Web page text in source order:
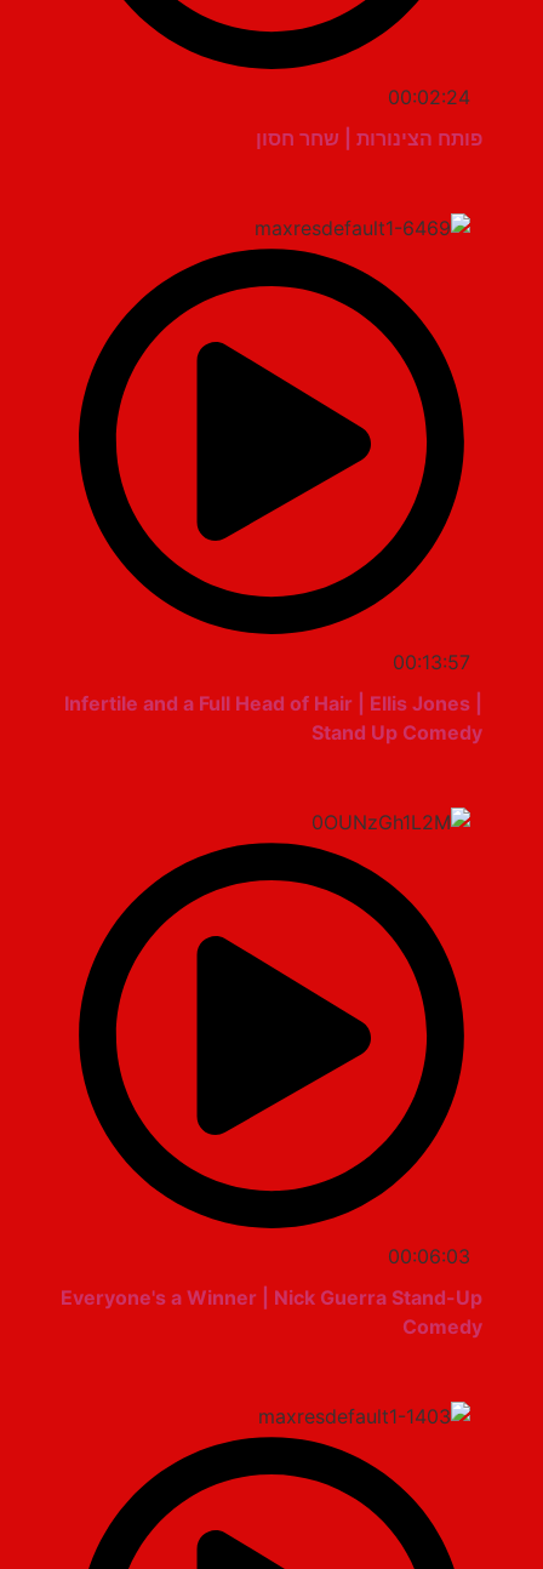
00:02:24
פותח הצינורות | שחר חסון
00:13:57
Infertile and a Full Head of Hair | Ellis Jones |
Stand Up Comedy
00:06:03
Everyone's a Winner | Nick Guerra Stand-Up
Comedy